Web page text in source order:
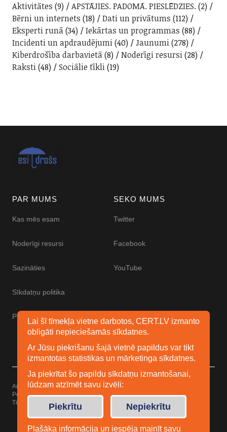
Aktivitātes (9) APSTĀJIES. PADOMĀ. PIESLĒDZIES. (2)
Bērni un internets (18) Dati un privātums (112)
Eksperti runā(34) Iekārtas un programmas (88)
Incidenti un apdraudējumi(40) Jaunumi(278)
Kiberdrošība darbavietā(8) Noderīgi resursi(28)
Raksti(48) Sociālie tīkli(19)
PAR MUMS
Kas mēs esam
Noderīgi resursi
Sazināties
Sīkdatņu politika
Piekļūstamības paziņojums
SEKO MUMS
Twitter
Facebook
YouTube
Autortiesības © 2026 Esidrošs
Powered byWordPress
Tēma: Uku noElmastudio
Lai šī tīmekļa vietne darbotos, CERT.LV izmanto
obligāti nepieciešamās sīkdatnes.
Ar Jūsu piekrišanu šajā vietnē papildus var tikt
izmantotas statistikas un mārketinga sīkdatnes.
Ja piekrītat šo papildu sīkdatņu izmantošanai,
lūdzam atzīmēt savu izvēli:
Piekrītu Nepiekrītu
Plašāka informācija un iespēja mainīt savu